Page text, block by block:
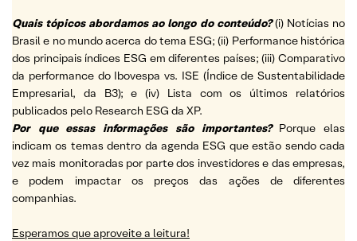
Quais tópicos abordamos ao longo do conteúdo? (i) Notícias no
Brasil e no mundo acerca do tema ESG; (ii) Performance histórica
dos principais índices ESG em diferentes países; (iii) Comparativo
da performance do Ibovespa vs. ISE (Índice de Sustentabilidade
Empresarial, da B3); e (iv) Lista com os últimos relatórios
publicados pelo Research ESG da XP.
Por que essas informações são importantes? Porque elas
indicam os temas dentro da agenda ESG que estão sendo cada
vez mais monitoradas por parte dos investidores e das empresas,
e podem impactar os preços das ações de diferentes
companhias.
Esperamos que aproveite a leitura!